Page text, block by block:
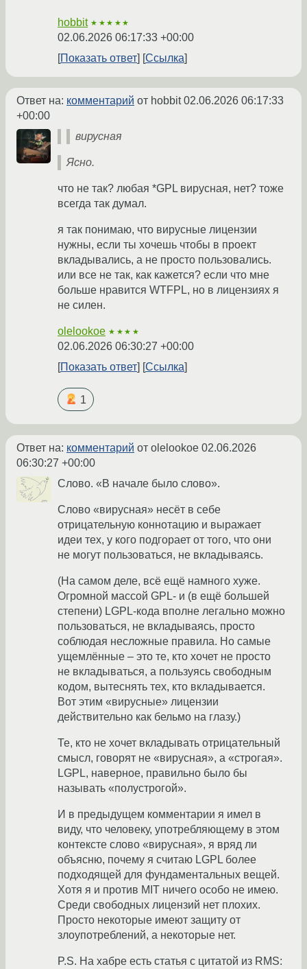
hobbit ★★★★★
02.06.2026 06:17:33 +00:00
Показать ответ
Ссылка
Ответ на: комментарий от hobbit02.06.2026 06:17:33
+00:00
вирусная
Ясно.
что не так? любая *GPL вирусная, нет? тоже
всегда так думал.
я так понимаю, что вирусные лицензии
нужны, если ты хочешь чтобы в проект
вкладывались, а не просто пользовались.
или все не так, как кажется? если что мне
больше нравится WTFPL, но в лицензиях я
не силен.
olelookoe ★★★★
02.06.2026 06:30:27 +00:00
Показать ответ
Ссылка
1
Ответ на: комментарий от olelookoe 02.06.2026
06:30:27 +00:00
Слово. «В начале было слово».
Слово «вирусная» несёт в себе
отрицательную коннотацию и выражает
идеи тех, у кого подгорает от того, что они
не могут пользоваться, не вкладываясь.
(На самом деле, всё ещё намного хуже.
Огромной массой GPL- и (в ещё большей
степени) LGPL-кода вполне легально можно
пользоваться, не вкладываясь, просто
соблюдая несложные правила. Но самые
ущемлённые – это те, кто хочет не просто
не вкладываться, а пользуясь свободным
кодом, вытеснять тех, кто вкладывается.
Вот этим «вирусные» лицензии
действительно как бельмо на глазу.)
Те, кто не хочет вкладывать отрицательный
смысл, говорят не «вирусная», а «строгая».
LGPL, наверное, правильно было бы
называть «полустрогой».
И в предыдущем комментарии я имел в
виду, что человеку, употребляющему в этом
контексте слово «вирусная», я вряд ли
объясню, почему я считаю LGPL более
подходящей для фундаментальных вещей.
Хотя я и против MIT ничего особо не имею.
Среди свободных лицензий нет плохих.
Просто некоторые имеют защиту от
злоупотреблений, а некоторые нет.
P.S. На хабре есть статья с цитатой из RMS: